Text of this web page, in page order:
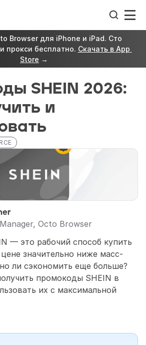
Browser для iPhone и iPad. Сто
прокси бесплатно. Скачать в App
Store →
SHEIN 2026:
и
Octo Browser
— это рабочий способ купить
значительно ниже масс-
ли сэкономить еще больше?
промокоды SHEIN в
их с максимальной